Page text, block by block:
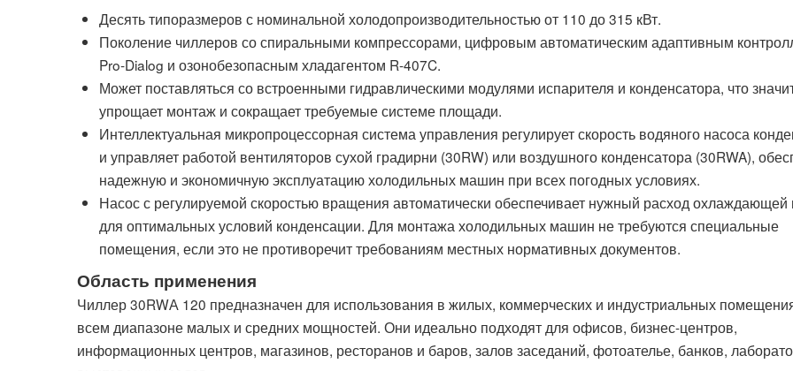
Десять типоразмеров с номинальной холодопроизводительностью от 110 до 315 кВт.
Поколение чиллеров со спиральными компрессорами, цифровым автоматическим адаптивным
Pro-Dialog и озонобезопасным хладагентом R-407C.
Может поставляться со встроенными гидравлическими модулями испарителя и конденсатора, что
упрощает монтаж и сокращает требуемые системе площади.
Интеллектуальная микропроцессорная система управления регулирует скорость водяного насоса
и управляет работой вентиляторов сухой градирни (30RW) или воздушного конденсатора (30RWA),
надежную и экономичную эксплуатацию холодильных машин при всех погодных условиях.
Насос с регулируемой скоростью вращения автоматически обеспечивает нужный расход
для оптимальных условий конденсации. Для монтажа холодильных машин не требуются специальные
помещения, если это не противоречит требованиям местных нормативных документов.
Область применения
Чиллер 30RWА 120 предназначен для использования в жилых, коммерческих и индустриальных
всем диапазоне малых и средних мощностей. Они идеально подходят для офисов, бизнес-центров,
информационных центров, магазинов, ресторанов и баров, залов заседаний, фотоателье, банков,